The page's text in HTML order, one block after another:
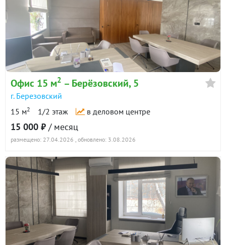
Офис 15 м2 – Берёзовский, 5
г. Березовский
15 м2 1/2 этаж в деловом центре
15 000 ₽ / месяц
размещено: 27.04.2026 , обновлено: 3.08.2026